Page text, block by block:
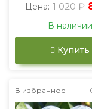
Цена: 1 020 ₽
В наличии
Купить
В избранное